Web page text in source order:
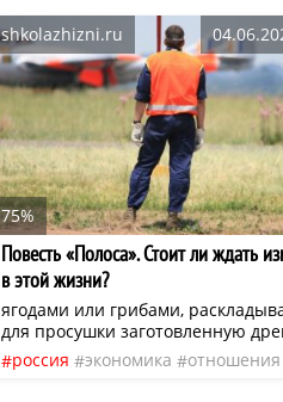
строили артиллерийских
колоссального размера.
великая отечественная война
английская
немецкая
нео
линкор
shkolazhizni.ru
75%
Повесть «Полоса». Стоит ли ждать
в этой жизни?
ягодами или грибами,
для просушки заготовленную
«Он делал всё возможное, чтобы
его аэропорта не исчезла. Пусть
россия экономика отношения